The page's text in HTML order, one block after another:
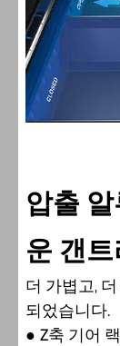
압출
운 갠트
더 가볍고,
되었습니다.
● Z축 기어